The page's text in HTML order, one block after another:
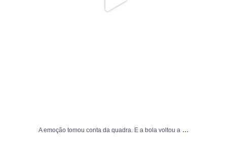
A emoção tomou conta da quadra. E a bola voltou a ...